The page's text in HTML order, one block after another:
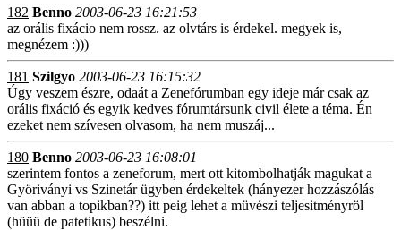
182 Benno 2003-06-23 16:21:53
az orális fixácio nem rossz. az olvtárs is érdekel. megyek is,
megnézem :)))
181 Szilgyo 2003-06-23 16:15:32
Úgy veszem észre, odaát a Zenefórumban egy ideje már csak az
orális fixáció és egyik kedves fórumtársunk civil élete a téma. Én
ezeket nem szívesen olvasom, ha nem muszáj...
180 Benno 2003-06-23 16:08:01
szerintem fontos a zeneforum, mert ott kitombolhatják magukat a
Györiványi vs Szinetár ügyben érdekeltek (hányezer hozzászólás
van abban a topikban??) itt peig lehet a müvészi teljesitményröl
(hüüü de patetikus) beszélni.